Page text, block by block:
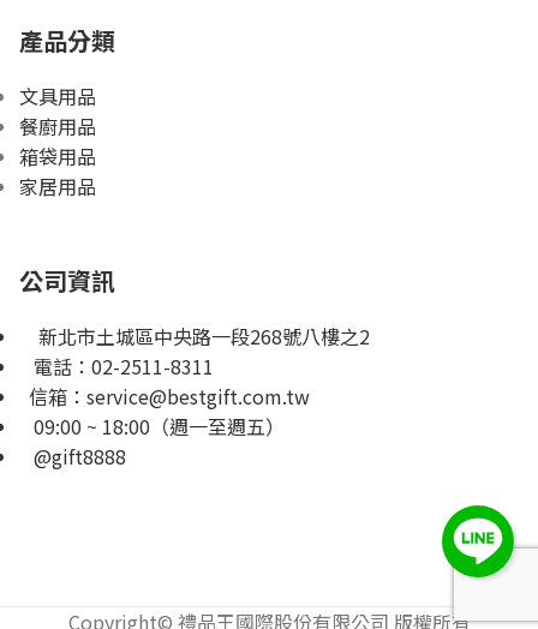
產品分類
文具用品
餐廚用品
箱袋用品
家居用品
公司資訊
新北市土城區中央路一段268號八樓之2
電話： 02-2511-8311
信箱： service@bestgift.com.tw
09:00 ~ 18:00（週一至週五）
@gift8888
Copyright© 禮品王國際股份有限公司 版權所有